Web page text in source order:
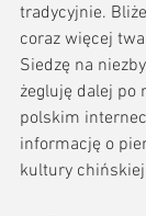
tradycyjnie.
coraz więcej
Siedzę na
żegluję dalej po
polskim
informację o
kultury